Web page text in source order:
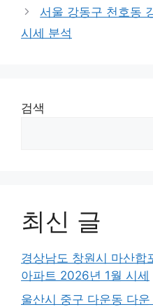
서울 강동구 천호동
시세 분석
검색
최신 글
경상남도 창원시 마산합
아파트 2026년 1월 시세
울산시 중구 다운동 다